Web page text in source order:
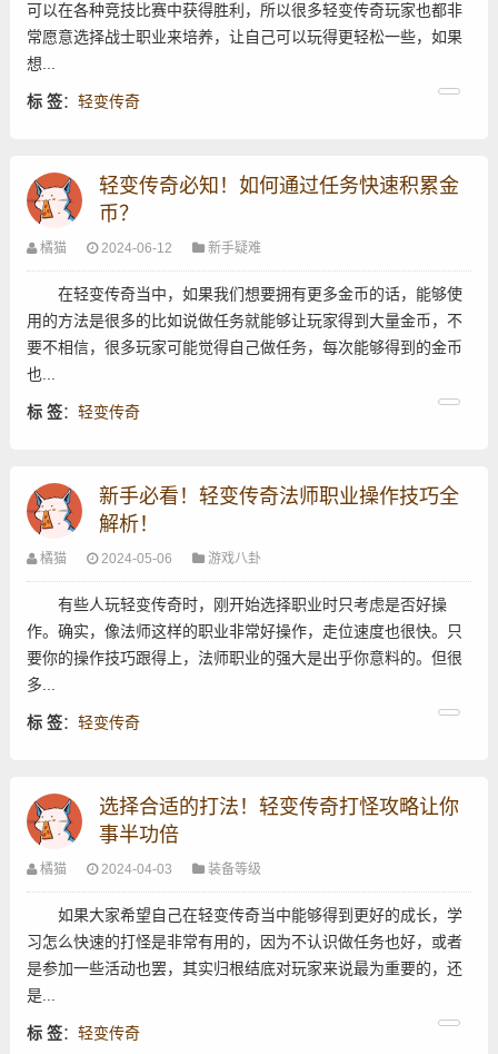
可以在各种竞技比赛中获得胜利，所以很多轻变传奇玩家也都非
常愿意选择战士职业来培养，让自己可以玩得更轻松一些，如果
想...
标 签： 轻变传奇
轻变传奇必知！如何通过任务快速积累金
币？
橘猫 2024-06-12 新手疑难
在轻变传奇当中，如果我们想要拥有更多金币的话，能够使
用的方法是很多的比如说做任务就能够让玩家得到大量金币，不
要不相信，很多玩家可能觉得自己做任务，每次能够得到的金币
也...
标 签： 轻变传奇
新手必看！轻变传奇法师职业操作技巧全
解析！
橘猫 2024-05-06 游戏八卦
有些人玩轻变传奇时，刚开始选择职业时只考虑是否好操
作。确实，像法师这样的职业非常好操作，走位速度也很快。只
要你的操作技巧跟得上，法师职业的强大是出乎你意料的。但很
多...
标 签： 轻变传奇
选择合适的打法！轻变传奇打怪攻略让你
事半功倍
橘猫 2024-04-03 装备等级
如果大家希望自己在轻变传奇当中能够得到更好的成长，学
习怎么快速的打怪是非常有用的，因为不认识做任务也好，或者
是参加一些活动也罢，其实归根结底对玩家来说最为重要的，还
是...
标 签： 轻变传奇